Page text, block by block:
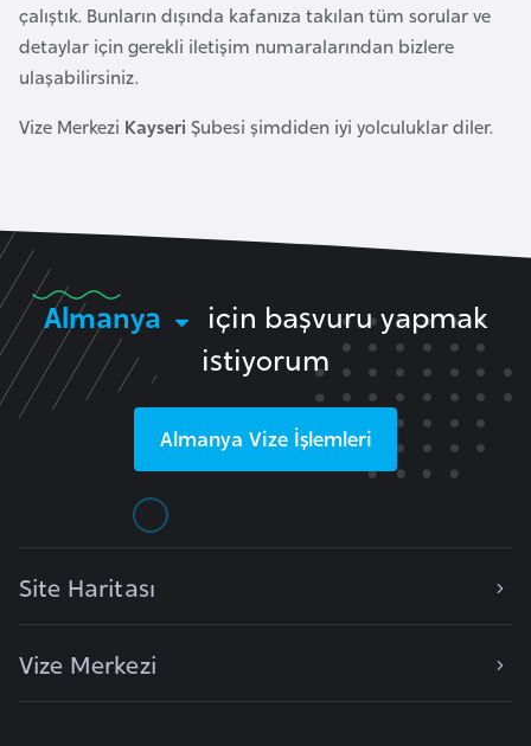
çalıştık. Bunların dışında kafanıza takılan tüm sorular ve
detaylar için gerekli iletişim numaralarından bizlere
ulaşabilirsiniz.
Vize Merkezi Kayseri Şubesi şimdiden iyi yolculuklar diler.
Almanya
için başvuru yapmak
istiyorum
Almanya Vize İşlemleri
Site Haritası
Vize Merkezi
m
h
u
i
t
C
e
z
C
u